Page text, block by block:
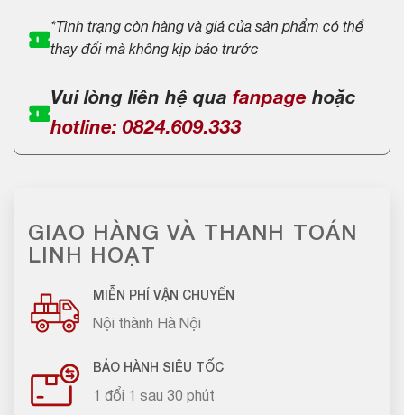
*Tình trạng còn hàng và giá của sản phẩm có thể
thay đổi mà không kịp báo trước
Vui lòng liên hệ qua fanpage hoặc
hotline: 0824.609.333
GIAO HÀNG VÀ THANH TOÁN
LINH HOẠT
MIỄN PHÍ VẬN CHUYỂN
Nội thành Hà Nội
BẢO HÀNH SIÊU TỐC
1 đổi 1 sau 30 phút